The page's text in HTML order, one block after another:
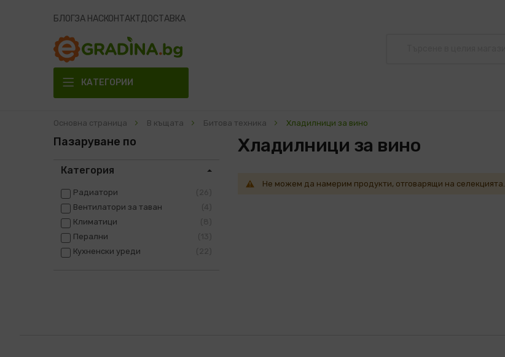
БЛОГЗА НАСКОНТАКТДОСТАВКА
КАТЕГОРИИ
Основна страница В къщата Битова техника Хладилници за вино
Пазаруване по
Категория
Радиатори
Вентилатори за таван
Климатици
Перални
Кухненски уреди
Хладилници за вино
Не можем да намерим продукти, отговарящи на селекцията.